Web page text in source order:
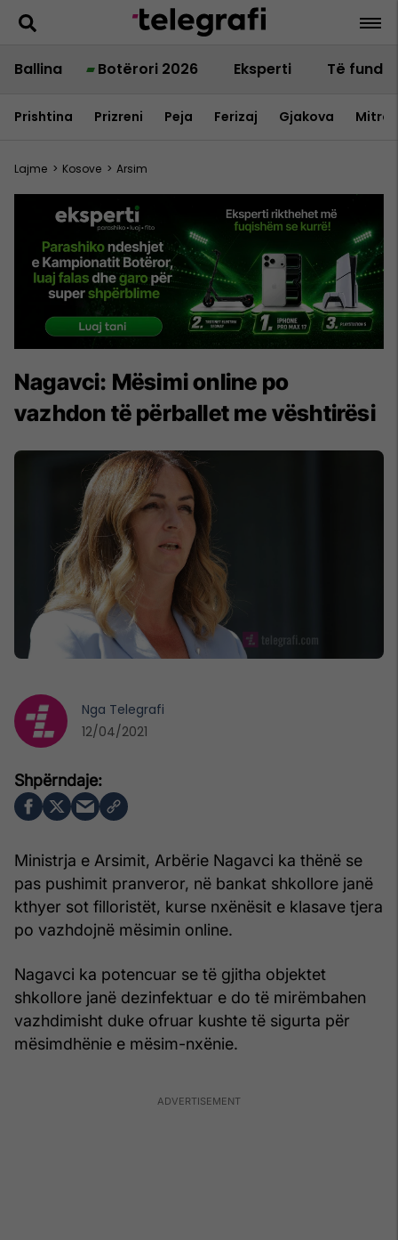
Ballina Botërori 2026 Eksperti Të fundit
Prishtina Prizreni Peja Ferizaj Gjakova
Lajme > Kosove > Arsim
Nagavci: Mësimi online po
vazhdon të përballet me vështirësi
Ministrja e Arsimit, Arbërie Nagavci ka thënë se
pas pushimit pranveror, në bankat shkollore janë
kthyer sot filloristët, kurse nxënësit e klasave tjera
po vazhdojnë mësimin online.
Nagavci ka potencuar se të gjitha objektet
shkollore janë dezinfektuar e do të mirëmbahen
vazhdimisht duke ofruar kushte të sigurta për
mësimdhënie e mësim-nxënie.
Nga Telegrafi
12/04/2021